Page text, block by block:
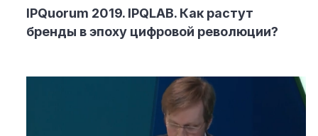
IPQuorum 2019. IPQLAB. Как растут
бренды в эпоху цифровой революции?